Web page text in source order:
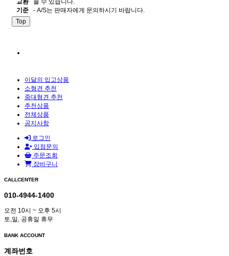
교환
기준
을 수 있습니다.
- A/S는 판매자에게 문의하시기 바랍니다.
Top
이달의 입고상품
소형견 추천
중대형견 추천
추천상품
전체상품
공지사항
로그인
입점문의
주문조회
장바구니
CALLCENTER
010-4944-1400
오전 10시 ~ 오후 5시
토,일, 공휴일 휴무
BANK ACCOUNT
계좌번호